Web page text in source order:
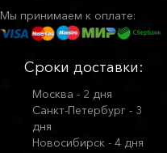
Мы принимаем к оплате:
Сроки доставки:
Москва - 2 дня
Санкт-Петербург - 3
дня
Новосибирск - 4 дня